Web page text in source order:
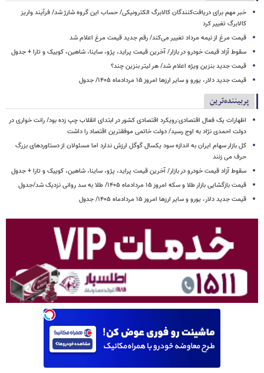
خبر مهم برای دریافت‌کنندگان کالابرگ الکترونیکی/ حساب این گروه شارژ شد/ فرآیند واریز
کالابرگ تغییر کرد
قیمت مرغ از نیمه مرداد تغییر می‌کند/ رقم جدید قیمت مرغ اعلام شد
سقوط آزاد قیمت خودرو در بازار/ آخرین قیمت پراید، پژو، ساینا، شاهین، کوییک و تارا + جدول
قیمت جدید بنزین ویژه اعلام شد/ هر لیتر بنزین چند؟
قیمت جدید دلار، یورو و سایر ارزها امروز ۱۵ مردادماه ۱۴۰۵/ جدول
پربیننده‌ترین
اظهارات یک فعال اقتصادی:رویکرد اقتصادی کشور در ابتدای انقلاب چپ زده بود/ رانت خواری در
دولت احمدی نژاد به اوج رسید/ دولت خاتمی موفقترین اقتصاد را داشت
کل بازار سهام ایران به اندازه سود یکسال گوگل ارزش ندارد اما مسئولان از دستاوردهای بزرگ
حرف می زنند
سقوط آزاد قیمت خودرو در بازار/ آخرین قیمت پراید، پژو، ساینا، شاهین، کوییک و تارا + جدول
قیمت بازگشایی بازار طلا و سکه امروز ۱۵ مردادماه ۱۴۰۵/ طلا به سد روانی نزدیک شد/جدول
قیمت جدید دلار، یورو و سایر ارزها امروز ۱۵ مردادماه ۱۴۰۵/ جدول